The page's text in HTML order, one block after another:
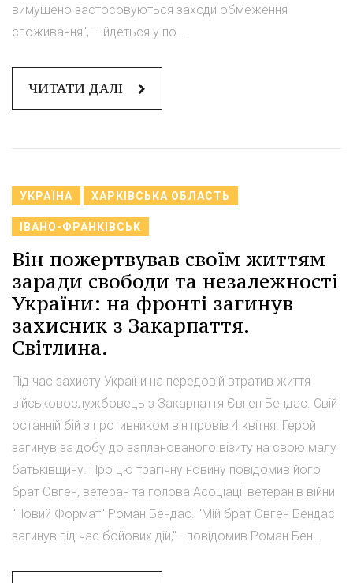
вимушено застосовуються заходи обмеження
споживання", -- йдеться у по...
ЧИТАТИ ДАЛІ
УКРАЇНА ХАРКІВСЬКА ОБЛАСТЬ
ІВАНО-ФРАНКІВСЬК
Він пожертвував своїм життям
заради свободи та незалежності
України: на фронті загинув
захисник з Закарпаття.
Світлина.
Під час захисту України на передовій втратив життя
військовослужбовець з Закарпаття Євген Бендас. Свій
останній бій з противником він провів 4 квітня. Герой
загинув за добу до запланованого візиту на свою малу
батьківщину. Про цю трагічну новину повідомив його
брат Євген, ветеран та голова Асоціації ветеранів війни
"Новий Формат" Роман Бендас. "Мій брат Євген Бендас
загинув під час бойових дій," - повідомив Роман Бен...